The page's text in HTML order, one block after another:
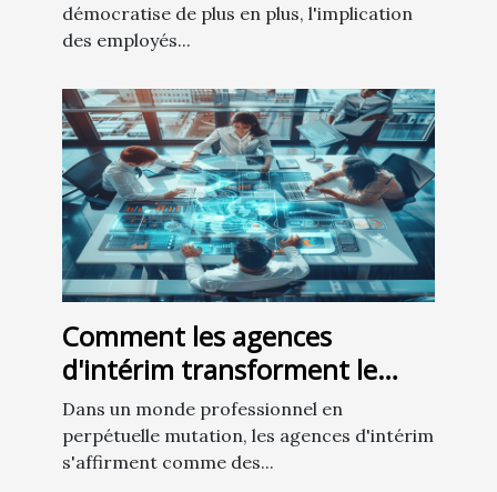
démocratise de plus en plus, l'implication
des employés...
Comment les agences
d'intérim transforment le
recrutement dans les
secteurs spécialisés
Dans un monde professionnel en
perpétuelle mutation, les agences d'intérim
s'affirment comme des...